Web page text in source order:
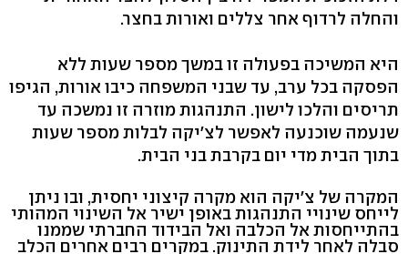
והחלה לרדוף אחר צללים ואורות בחצר.
היא המשיכה בפעולה זו במשך מספר שעות ללא
הפסקה בכל ערב, עד שבני המשפחה כיבו אורות, הגיפו
תריסים והלכו לישון. התנהגות מוזרה זו נמשכה עד
שנעמה שוכנעה לאפשר לצ'יקה לבלות מספר שעות
בתוך הבית מדי יום בקרבת בני הבית.
המקרה של צ'יקה הוא מקרה קיצוני יחסית, ובו ניתן
לייחס שינויי התנהגות באופן ישיר אל השינוי המהותי
בהתייחסות אל הכלבה ואל הבידוד החברתי שממנו
סבלה לאחר לידת התינוק. במקרים רבים אחרים הכלב